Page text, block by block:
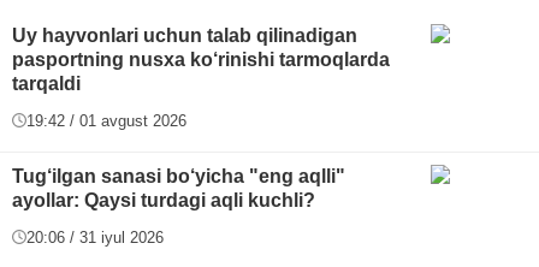
Uy hayvonlari uchun talab qilinadigan
pasportning nusxa ko‘rinishi tarmoqlarda
tarqaldi
19:42 / 01 avgust 2026
Tug‘ilgan sanasi bo‘yicha "eng aqlli"
ayollar: Qaysi turdagi aqli kuchli?
20:06 / 31 iyul 2026